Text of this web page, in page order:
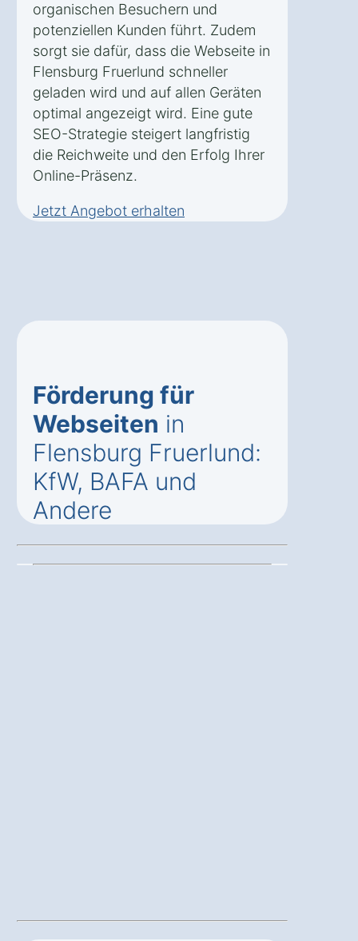
organischen Besuchern und
potenziellen Kunden führt. Zudem
sorgt sie dafür, dass die Webseite in
Flensburg Fruerlund schneller
geladen wird und auf allen Geräten
optimal angezeigt wird. Eine gute
SEO-Strategie steigert langfristig
die Reichweite und den Erfolg Ihrer
Online-Präsenz.
Jetzt Angebot erhalten
Förderung für
Webseiten in
Flensburg Fruerlund:
KfW, BAFA und
Andere